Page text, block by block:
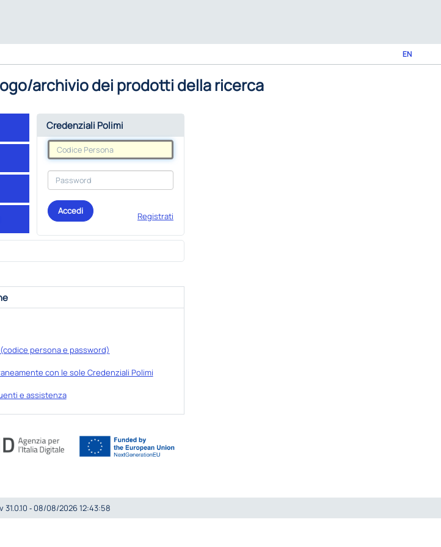
EN
archivio dei prodotti della ricerca
Credenziali Polimi
Accedi
Registrati
persona e password)
con le sole Credenziali Polimi
e assistenza
31.0.10 ‐ 08/08/2026 12:43:58